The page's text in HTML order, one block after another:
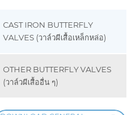
CAST IRON BUTTERFLY
VALVES (วาล์วผีเสื้อเหล็กหล่อ)
OTHER BUTTERFLY VALVES
(วาล์วผีเสื้ออื่น ๆ)